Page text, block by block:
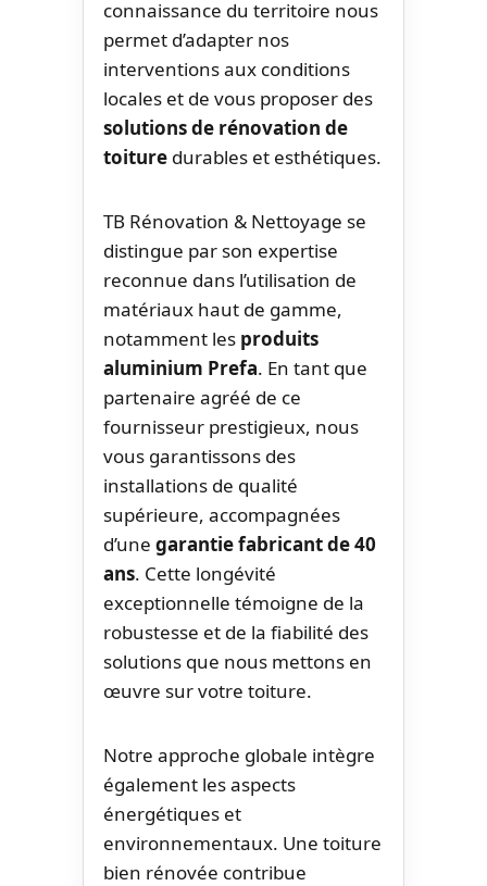
connaissance du territoire nous
permet d’adapter nos
interventions aux conditions
locales et de vous proposer des
solutions de rénovation de
toiture durables et esthétiques.
TB Rénovation & Nettoyage se
distingue par son expertise
reconnue dans l’utilisation de
matériaux haut de gamme,
notamment les produits
aluminium Prefa. En tant que
partenaire agréé de ce
fournisseur prestigieux, nous
vous garantissons des
installations de qualité
supérieure, accompagnées
d’une garantie fabricant de 40
ans. Cette longévité
exceptionnelle témoigne de la
robustesse et de la fiabilité des
solutions que nous mettons en
œuvre sur votre toiture.
Notre approche globale intègre
également les aspects
énergétiques et
environnementaux. Une toiture
bien rénovée contribue